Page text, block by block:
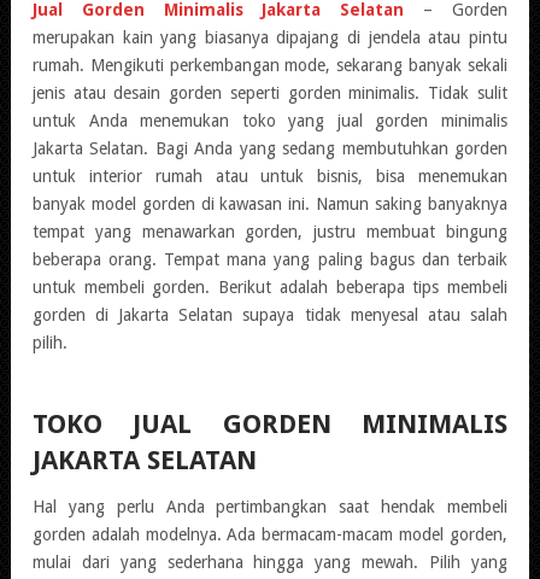
Jual Gorden Minimalis Jakarta Selatan – Gorden
merupakan kain yang biasanya dipajang di jendela atau pintu
rumah. Mengikuti perkembangan mode, sekarang banyak sekali
jenis atau desain gorden seperti gorden minimalis. Tidak sulit
untuk Anda menemukan toko yang jual gorden minimalis
Jakarta Selatan. Bagi Anda yang sedang membutuhkan gorden
untuk interior rumah atau untuk bisnis, bisa menemukan
banyak model gorden di kawasan ini. Namun saking banyaknya
tempat yang menawarkan gorden, justru membuat bingung
beberapa orang. Tempat mana yang paling bagus dan terbaik
untuk membeli gorden. Berikut adalah beberapa tips membeli
gorden di Jakarta Selatan supaya tidak menyesal atau salah
pilih.
TOKO JUAL GORDEN MINIMALIS
JAKARTA SELATAN
Hal yang perlu Anda pertimbangkan saat hendak membeli
gorden adalah modelnya. Ada bermacam-macam model gorden,
mulai dari yang sederhana hingga yang mewah. Pilih yang